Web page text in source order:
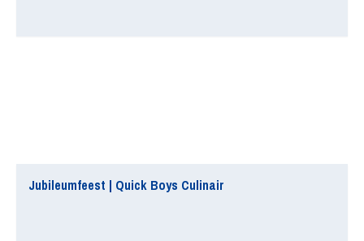
Jubileumfeest | Quick Boys Culinair